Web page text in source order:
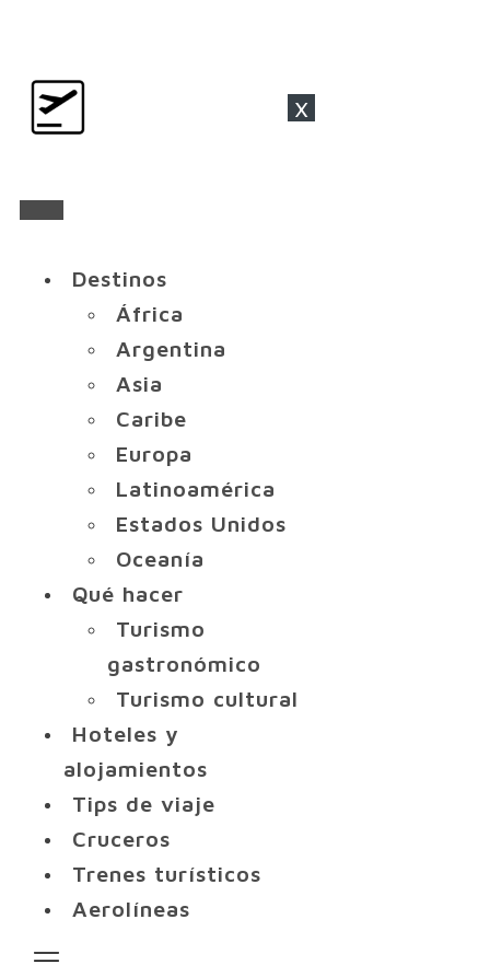
x
Destinos
África
Argentina
Asia
Caribe
Europa
Latinoamérica
Estados Unidos
Oceanía
Qué hacer
Turismo
gastronómico
Turismo cultural
Hoteles y
alojamientos
Tips de viaje
Cruceros
Trenes turísticos
Aerolíneas